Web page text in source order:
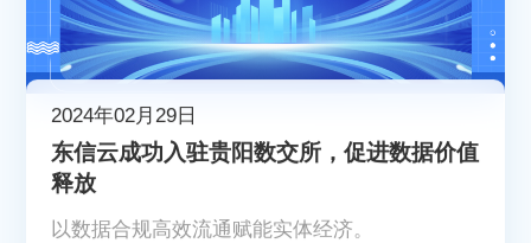
2024年02月29日
东信云成功入驻贵阳数交所，促进数据价值
释放
以数据合规高效流通赋能实体经济。